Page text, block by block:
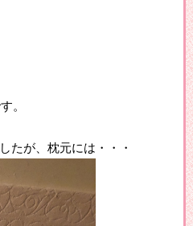
。
たが、枕元には・・・